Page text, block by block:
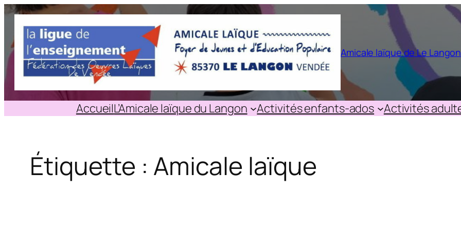
Aller
contenu
Amicale laïque de Le Langon
AccueilL’Amicale laïque du Langon Activités enfants-ados Activités
Étiquette : Amicale laïque